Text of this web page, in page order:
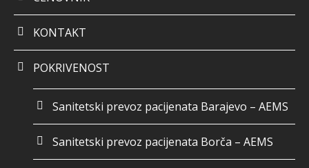
KONTAKT
POKRIVENOST
Sanitetski prevoz pacijenata Barajevo – AEMS
Sanitetski prevoz pacijenata Borča – AEMS